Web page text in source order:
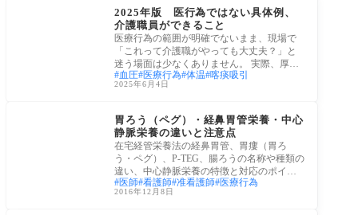
2025年版 医行為ではない具体例、
介護職員ができること
医療行為の範囲が明確でないまま、現場で
「これって介護職がやっても大丈夫？」と
迷う場面は少なくありません。 実際、厚生
労働
血圧 医療行為 体温 喀痰吸引
2025年6月4日
胃ろう（ペグ）・経鼻胃管栄養・中心
静脈栄養の違いと注意点
在宅経管栄養法の経鼻胃管、胃瘻（胃ろ
う・ペグ）、P-TEG、腸ろうの名称や種類の
違い、中心静脈栄養の特徴と対応のポイン
トについ
医師 看護師 准看護師 医療行為
2016年12月8日